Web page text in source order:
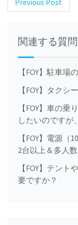
Post
関連する質問
【FOY】駐車場
【FOY】タクシ
【FOY】車の
したいのですが
【FOY】電源
2台以上＆多人
【FOY】テン
要ですか？